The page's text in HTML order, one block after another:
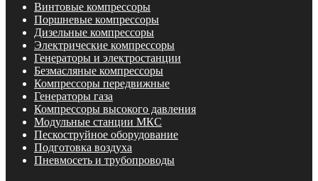
Винтовые компрессоры
Поршневые компрессоры
Дизельные компрессоры
Электрические компрессоры
Генераторы и электростанции
Безмасляные компрессоры
Компрессоры передвижные
Генераторы газа
Компрессоры высокого давления
Модульные станции МКС
Пескоструйное оборудование
Подготовка воздуха
Пневмосеть и трубопроводы